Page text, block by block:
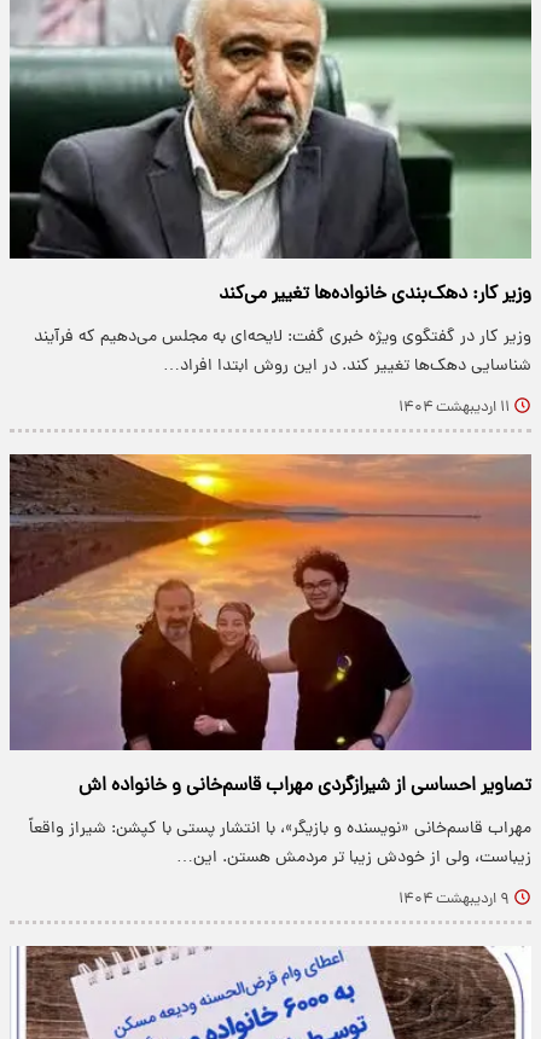
وزیر کار: دهک‌بندی خانواده‌ها تغییر می‌کند
​وزیر کار در گفتگوی ویژه خبری گفت: لایحه‌ای به مجلس می‌دهیم که فرآیند
شناسایی دهک‌ها تغییر کند. در این روش ابتدا افراد…
۱۱ اردیبهشت ۱۴۰۴
تصاویر احساسی از شیرازگردی مهراب قاسم‌خانی و خانواده‌ اش
​مهراب قاسم‌خانی «نویسنده و بازیگر»، با انتشار پستی با کپشن: شیراز واقعاً
زیباست، ولی از خودش زیبا تر مردمش هستن. این…
۹ اردیبهشت ۱۴۰۴